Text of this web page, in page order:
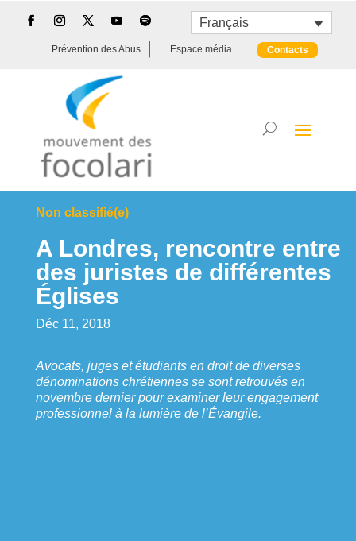
Français
Prévention des Abus Espace média Contacts
Non classifié(e)
A Londres, rencontre entre
des juristes de différentes
Églises
Déc 11, 2018
Avocats, juges et étudiants en droit de diverses
dénominations chrétiennes se sont retrouvés en
novembre dernier pour examiner leur engagement
professionnel à la lumière de l’Évangile.